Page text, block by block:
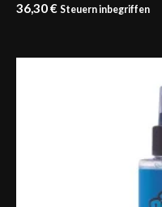
36,30€ Steuern inbegriffen